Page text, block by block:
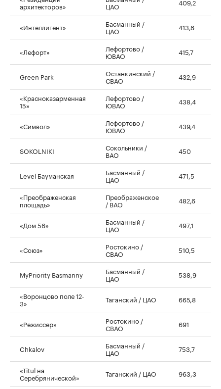
архитекторов» ЦАО 409,2
«Интеллигент» Басманный /
ЦАО 413,6
«Лефорт» Лефортово /
ЮВАО 415,7
Green Park Останкинский /
СВАО 432,9
«Красноказарменная
15»
Лефортово /
ЮВАО 438,4
«Символ» Лефортово /
ЮВАО 439,4
SOKOLNIKI Сокольники /
ВАО 450
Level Бауманская Басманный /
ЦАО 471,5
«Преображенская
площадь»
Преображенское
/ ВАО 482,6
«Дом 56» Басманный /
ЦАО 497,1
«Союз» Ростокино /
СВАО 510,5
MyPriority Basmanny Басманный /
ЦАО 538,9
«Воронцово поле 12-
3» Таганский / ЦАО 665,8
«Режиссер» Ростокино /
СВАО 691
Chkalov Басманный /
ЦАО 753,7
«Titul на
Серебрянической» Таганский / ЦАО 963,3